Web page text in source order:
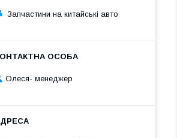
Запчастини на китайські авто
Олеся- менеджер